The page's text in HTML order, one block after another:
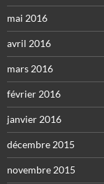
mai 2016
avril 2016
mars 2016
février 2016
janvier 2016
décembre 2015
novembre 2015